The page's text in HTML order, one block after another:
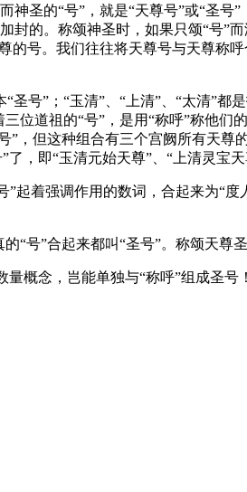
圣的“号”，就是“天尊号”或“圣号
封的。称颂神圣时，如果只颂“号”
的号。我们往往将天尊号与天尊称
圣号”；“玉清”、“上清”、“太清”都
位道祖的“号”，是用“称呼”称他们的
”，但这种组合有三个宫阙所有天尊
，即“玉清元始天尊”、“上清灵宝天
”起着强调作用的数词，合起来为“
“号”合起来都叫“圣号”。称颂天尊
概念，岂能单独与“称呼”组成圣号